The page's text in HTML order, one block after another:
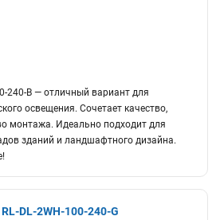
240-B — отличный вариант для
освещения. Сочетает качество,
монтажа. Идеально подходит для
зданий и ландшафтного дизайна.
DL-2WH-100-240-G